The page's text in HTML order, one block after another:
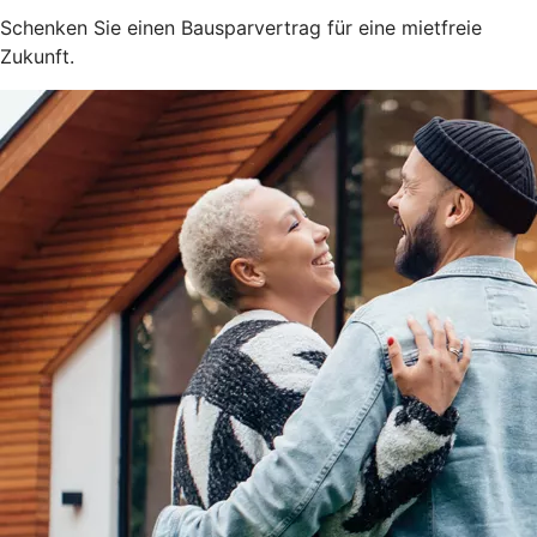
Schenken Sie einen Bausparvertrag für eine mietfreie
Zukunft.